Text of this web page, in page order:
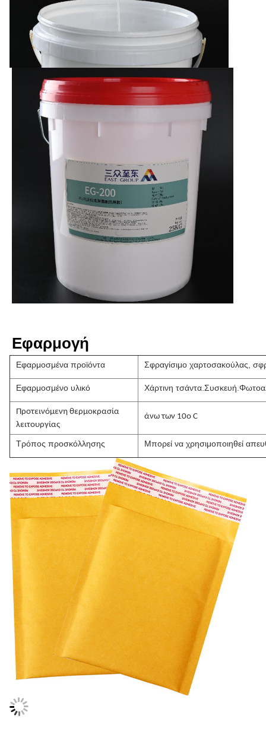
Εφαρμογή
Εφαρμοσμένα προϊόντα Σφραγίσιμο χαρτοσακούλας,
Εφαρμοσμένο υλικό Χάρτινη τσάντα. Συσκευή.
Προτεινόμενη θερμοκρασία
λειτουργίας
άνω των 10o C
Τρόπος προσκόλλησης Μπορεί να χρησιμοποιηθεί